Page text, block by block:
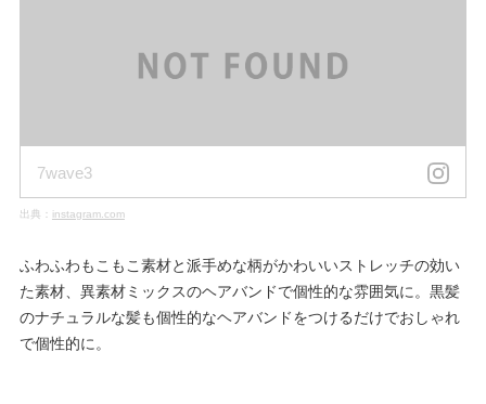
7wave3
出典： instagram.com
ふわふわもこもこ素材と派手めな柄がかわいいストレッチの効い
た素材、異素材ミックスのヘアバンドで個性的な雰囲気に。黒髪
のナチュラルな髪も個性的なヘアバンドをつけるだけでおしゃれ
で個性的に。